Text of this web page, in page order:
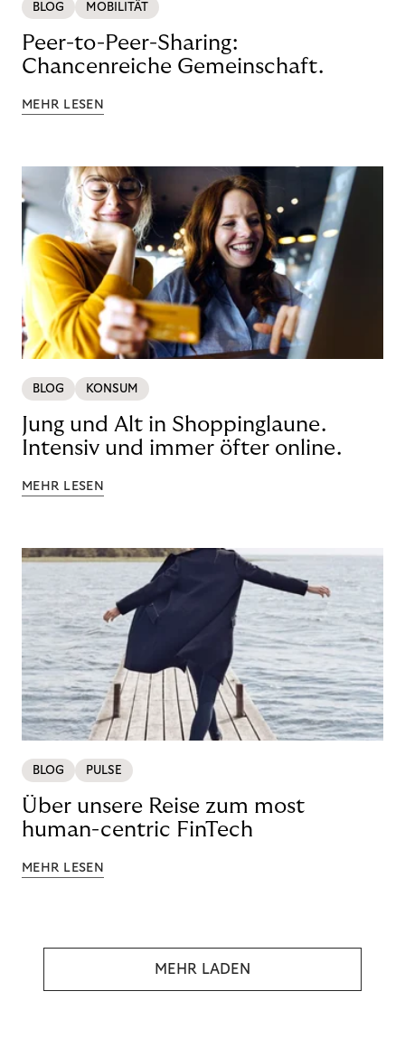
BLOG MOBILITÄT
Peer-to-Peer-Sharing:
Chancenreiche Gemeinschaft.
MEHR LESEN
BLOG KONSUM
Jung und Alt in Shoppinglaune.
Intensiv und immer öfter online.
MEHR LESEN
BLOG PULSE
Über unsere Reise zum most
human-centric FinTech
MEHR LESEN
MEHR LADEN